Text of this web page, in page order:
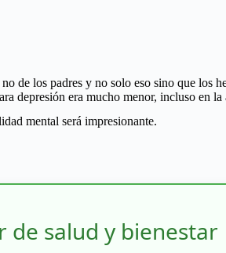
los padres y no solo eso sino que los
depresión era mucho menor, incluso en la
mental será impresionante.
de salud y bienestar